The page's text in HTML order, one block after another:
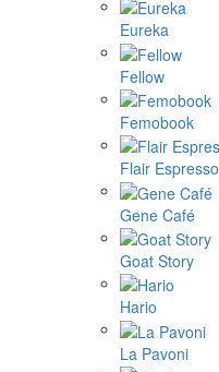
Eureka
Fellow
Femobook
Flair Espresso
Gene Café
Goat Story
Hario
La Pavoni